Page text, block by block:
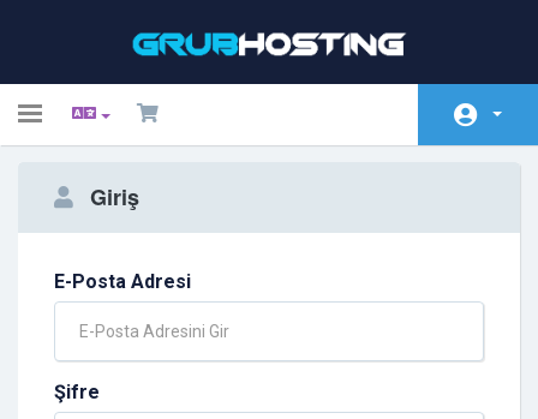
Toggle
Ürünler
Duyurular
Bilgi Bankası
Giriş
E-Posta Adresi
Şifre